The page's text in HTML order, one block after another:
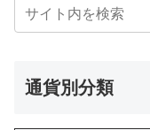
通貨別分類